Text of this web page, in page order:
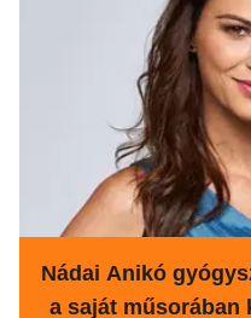
Nádai Anikó
a saját műsorában